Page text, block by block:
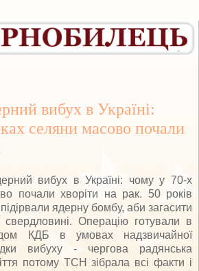
вибух в Україні:
селяни масово почали
вибух в Україні: чому у 70-х
почали хворіти на рак. 50 років
ядерну бомбу, аби загасити
Операцію готували в
КДБ в умовах надзвичайної
вибуху - чергова радянська
потому ТСН зібрала всі факти і